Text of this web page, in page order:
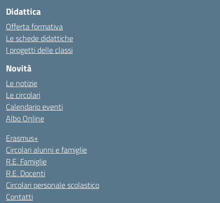
Didattica
Offerta formativa
Le schede didattiche
I progetti delle classi
Novità
Le notizie
Le circolari
Calendario eventi
Albo Online
Erasmus+
Circolari alunni e famiglie
R.E. Famiglie
R.E. Docenti
Circolari personale scolastico
Contatti